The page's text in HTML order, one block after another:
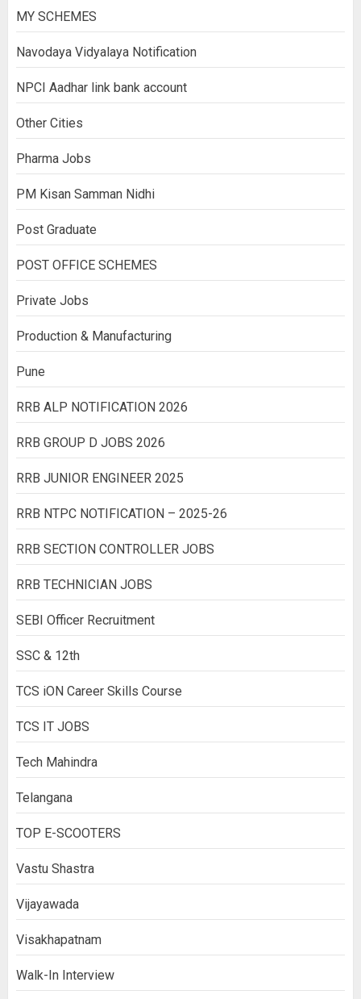
MY SCHEMES
Navodaya Vidyalaya Notification
NPCI Aadhar link bank account
Other Cities
Pharma Jobs
PM Kisan Samman Nidhi
Post Graduate
POST OFFICE SCHEMES
Private Jobs
Production & Manufacturing
Pune
RRB ALP NOTIFICATION 2026
RRB GROUP D JOBS 2026
RRB JUNIOR ENGINEER 2025
RRB NTPC NOTIFICATION – 2025-26
RRB SECTION CONTROLLER JOBS
RRB TECHNICIAN JOBS
SEBI Officer Recruitment
SSC & 12th
TCS iON Career Skills Course
TCS IT JOBS
Tech Mahindra
Telangana
TOP E-SCOOTERS
Vastu Shastra
Vijayawada
Visakhapatnam
Walk-In Interview